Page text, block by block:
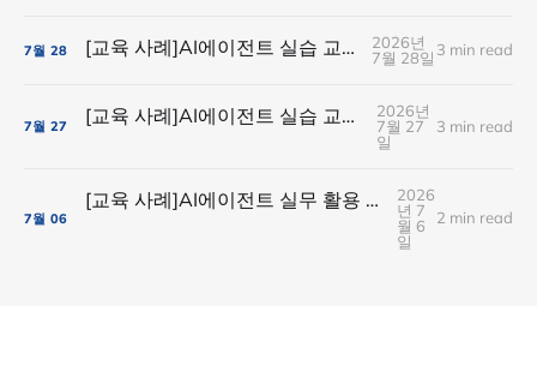
7월 28 [교육 사례]AI에이전트 실습 교육(유니드컴즈)
2026년
7월 28일 3 min read
7월 27 [교육 사례]AI에이전트 실습 교육(ABL생명보험)
2026년
7월 27
일
3 min read
7월 06
[교육 사례]AI에이전트 실무 활용 실습(아이스크림미디어)
2026
년 7
월 6
일
2 min read